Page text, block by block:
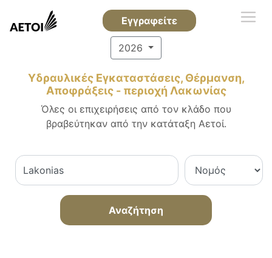
Εγγραφείτε
2026
Υδραυλικές Εγκαταστάσεις, Θέρμανση,
Αποφράξεις - περιοχή Λακωνίας
Όλες οι επιχειρήσεις από τον κλάδο που
βραβεύτηκαν από την κατάταξη Αετοί.
Αναζήτηση